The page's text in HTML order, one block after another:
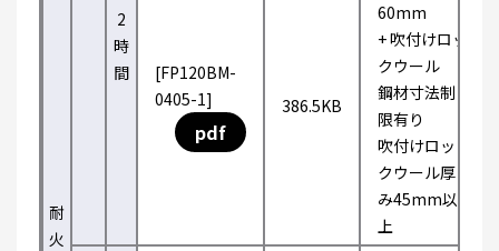
耐
火
2
時
間
[FP120BM-
0405-1]
pdf
386.5KB
60mm
+ 吹付けロッ
クウール
鋼材寸法制
限有り
吹付けロッ
クウール厚
み45mm以
上